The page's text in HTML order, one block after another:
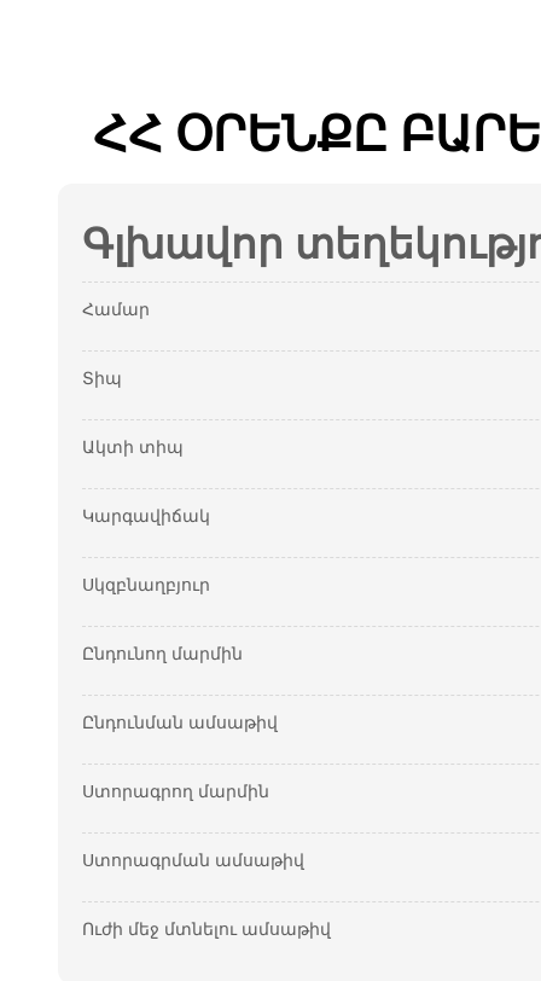
ՀՀ ՕՐԵՆՔԸ
Գլխավոր
Համար
Տիպ
Ակտի տիպ
Կարգավիճակ
Սկզբնաղբյուր
Ընդունող մարմին
Ընդունման ամսաթիվ
Ստորագրող մարմին
Ստորագրման ամսաթիվ
Ուժի մեջ մտնելու ամսաթիվ